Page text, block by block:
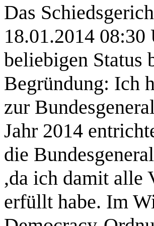
Das
18.01.2014
beliebigen Status
Begründung: Ich
zur
Jahr 2014
die
,da ich damit alle
erfüllt habe. Im